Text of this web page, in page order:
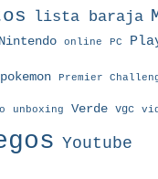
lista baraja
Nintendo online PC
pokemon Premier
unboxing Verde vgc
Youtube